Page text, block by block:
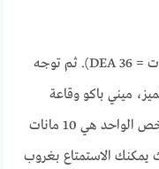
الغذاء يكفي لمدة سنتين والثمن هو 18 مانات = 36 DEA). ثم توجه
ميني باكو وقاعة
السيارات الكلاسيكية (رسوم الدخول للشخص الواحد هي 10 مانات
يمكنك الاستمتاع بغروب